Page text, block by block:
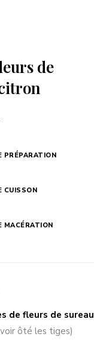
de
PRÉPARATION
CUISSON
MACÉRATION
de fleurs de sureau
ôté les tiges)